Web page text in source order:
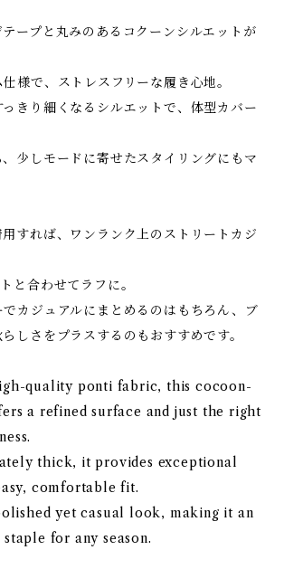
ープと丸みのあるコクーンシルエットが
様で、ストレスフリーな履き心地。
きり細くなるシルエットで、体型カバー
少しモードに寄せたスタイリングにもマ
すれば、ワンランク上のストリートカジ
と合わせてラフに。
カジュアルにまとめるのはもちろん、ブ
しさをプラスするのもおすすめです。
quality ponti fabric, this cocoon-
a refined surface and just the right
thick, it provides exceptional
comfortable fit.
yet casual look, making it an
for any season.